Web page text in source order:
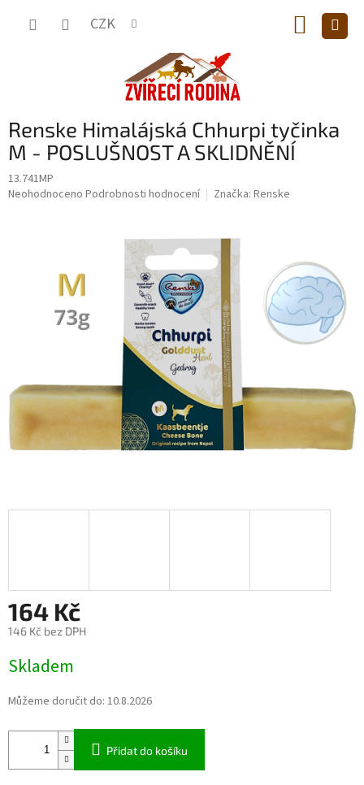
CZK
KOŠÍK
Renske Himalájská Chhurpi tyčinka
M - POSLUŠNOST A SKLIDNĚNÍ
13.741MP
Průměrné
hvězdiček.
Neohodnoceno Podrobnosti hodnocení Značka: Renske
164 Kč
146 Kč bez DPH
cena:
Skladem
Můžeme doručit do: 10.8.2026
Přidat do košíku